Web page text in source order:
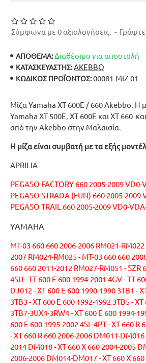
Μίζα Yamaha XT 600E / 660 Akebbo. Η
Yamaha XT 500E, XT 600E και XT 660
από την Akebbo στην Μαλαισία.
Η μίζα είναι συμβατή με τα εξής
APRILIA
PEGASO FACTORY 660 2005-2009
PEGASO STRADA (FUN) 660 2005-
PEGASO TRAIL 660 2005-2009 VD0-
YAMAHA
MT-03 660 660 2006-2006 RM021-
2007 RM024-RM025 - MT-03 660 660
660 660 2011-2012 RM027-RM051 - SZR
4SU - TT 600 E 600 1994-2001 4GV - TT
DJ012 - XT 600 E 600 1990-1990 3TB1 -
3TB3 - XT 600 E 600 1992-1992 3TB5 -
3TB7-3UX4-3RW4 - XT 600 E 600 1994-
600 E 600 1995-2002 4SL-4PT - XT 660 R
- XT 660 R 660 2006-2006 DM011-DM016
2014 DM018 - XT 660 X 660 2004-2005
2006-2006 DM014-DM017 - XT 660 X
ΑΠΟΘΕΜΑ:Διαθέσιμο για αποστολή
ΚΑΤΑΣΚΕΥΑΣΤΉΣ:AKEBBO
ΚΩΔΙΚΌΣ ΠΡΟΪΌΝΤΟΣ:00081-MIZ-01
Σύμφωνα με 0 αξιολογήσεις. -